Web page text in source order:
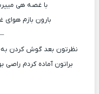
با غصه هی
بارون بازم هوای
نظرتون بعد گوش کردن به
براتون آماده کردم راصی